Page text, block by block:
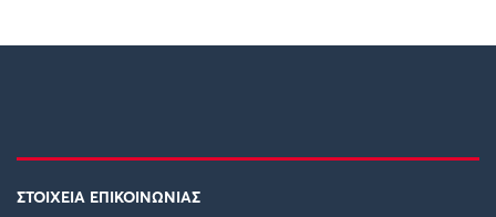
ΣΤΟΙΧΕΙΑ ΕΠΙΚΟΙΝΩΝΙΑΣ